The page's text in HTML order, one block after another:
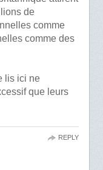
de
comme
comme des
lis ici ne
que leurs
REPLY